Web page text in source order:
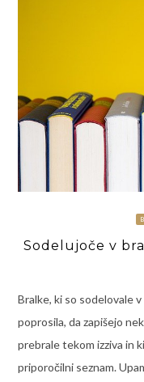
Sodelujoče v
Bralke, ki so sodelovale
poprosila, da zapišejo
prebrale tekom izziva in
priporočilni seznam.